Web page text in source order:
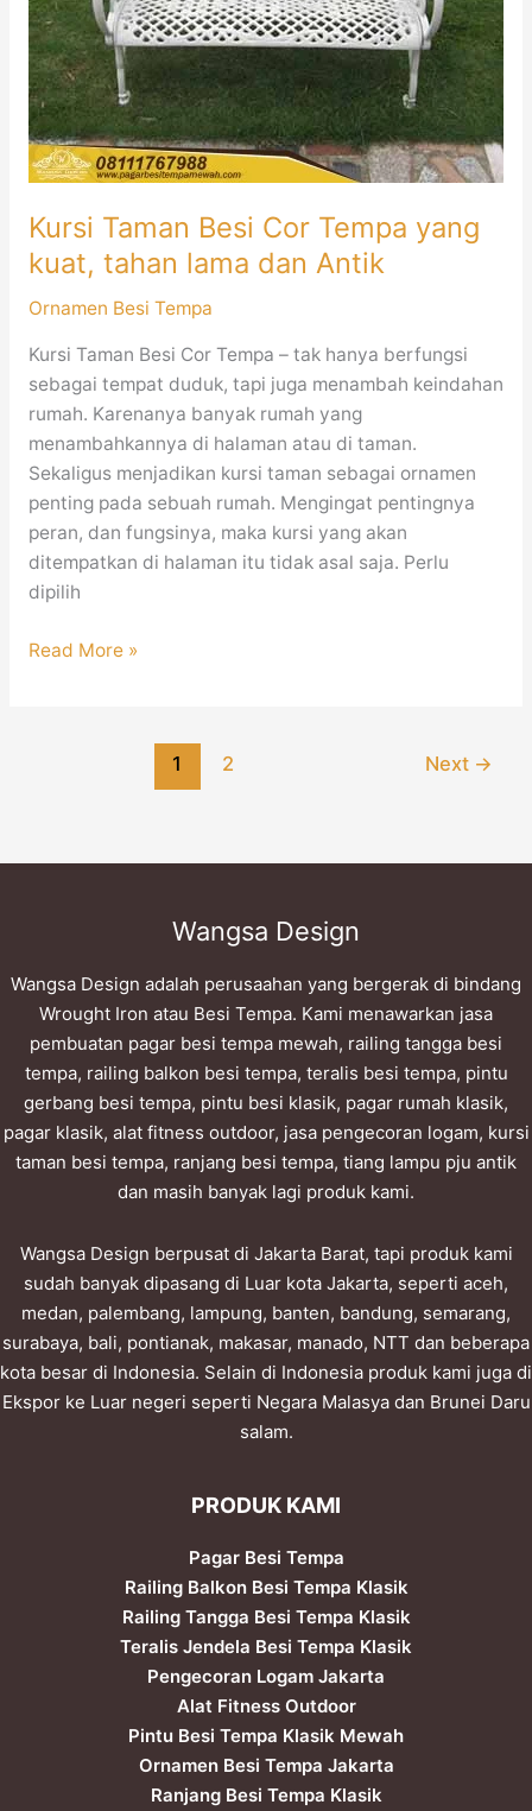
Kursi Taman Besi Cor Tempa yang
kuat, tahan lama dan Antik
Ornamen Besi Tempa
Kursi Taman Besi Cor Tempa – tak hanya berfungsi
sebagai tempat duduk, tapi juga menambah keindahan
rumah. Karenanya banyak rumah yang
menambahkannya di halaman atau di taman.
Sekaligus menjadikan kursi taman sebagai ornamen
penting pada sebuah rumah. Mengingat pentingnya
peran, dan fungsinya, maka kursi yang akan
ditempatkan di halaman itu tidak asal saja. Perlu
dipilih
Antik
Read More »
1 2 Next →
Wangsa Design
Wangsa Design adalah perusaahan yang bergerak di bindang
Wrought Iron atau Besi Tempa. Kami menawarkan jasa
pembuatan pagar besi tempa mewah, railing tangga besi
tempa, railing balkon besi tempa, teralis besi tempa, pintu
gerbang besi tempa, pintu besi klasik, pagar rumah klasik,
pagar klasik, alat fitness outdoor, jasa pengecoran logam, kursi
taman besi tempa, ranjang besi tempa, tiang lampu pju antik
dan masih banyak lagi produk kami.
Wangsa Design berpusat di Jakarta Barat, tapi produk kami
sudah banyak dipasang di Luar kota Jakarta, seperti aceh,
medan, palembang, lampung, banten, bandung, semarang,
surabaya, bali, pontianak, makasar, manado, NTT dan beberapa
kota besar di Indonesia. Selain di Indonesia produk kami juga di
Ekspor ke Luar negeri seperti Negara Malasya dan Brunei Daru
salam.
PRODUK KAMI
Pagar Besi Tempa
Railing Balkon Besi Tempa Klasik
Railing Tangga Besi Tempa Klasik
Teralis Jendela Besi Tempa Klasik
Pengecoran Logam Jakarta
Alat Fitness Outdoor
Pintu Besi Tempa Klasik Mewah
Ornamen Besi Tempa Jakarta
Ranjang Besi Tempa Klasik